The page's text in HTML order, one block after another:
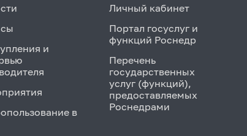
и
в
Личный кабинет
Портал госуслуг и
функций Роснедр
Перечень
государственных
услуг (функций),
предоставляемых
Роснедрами